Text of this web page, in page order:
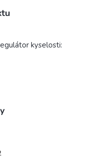
kyselosti: